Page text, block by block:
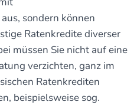
sondern können
Ratenkredite diverser
müssen Sie nicht auf eine
verzichten, ganz im
Ratenkrediten
beispielsweise sog.